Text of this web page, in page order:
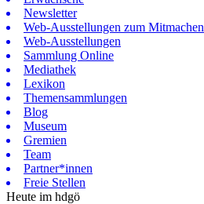
Newsletter
Web-Ausstellungen zum Mitmachen
Web-Ausstellungen
Sammlung Online
Mediathek
Lexikon
Themensammlungen
Blog
Museum
Gremien
Team
Partner*innen
Freie Stellen
Heute im hdgö